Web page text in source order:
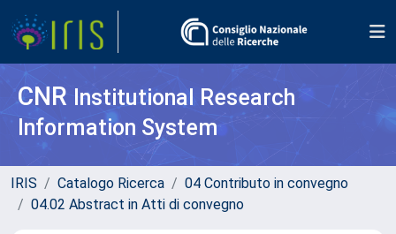
CNR Institutional Research
Information System
IRIS Catalogo Ricerca
04 Contributo in convegno
04.02 Abstract in Atti di convegno